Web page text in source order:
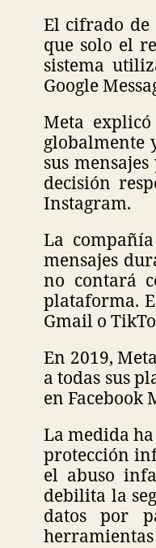
El cifrado de
que solo el
sistema
Google
Meta
globalmente
sus
decisión
Instagram.
La
mensajes
no contará
plataforma.
Gmail o
En 2019,
a todas sus
en Facebook
La medida
protección
el abuso
debilita la
datos por